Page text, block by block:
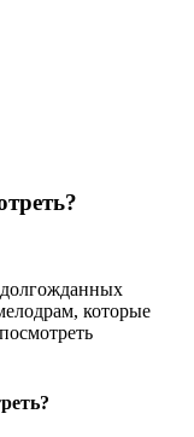
которые